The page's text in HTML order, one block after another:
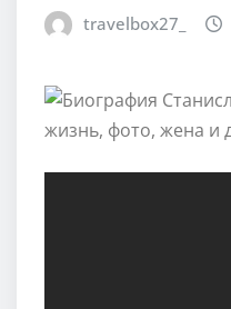
travelbox27_